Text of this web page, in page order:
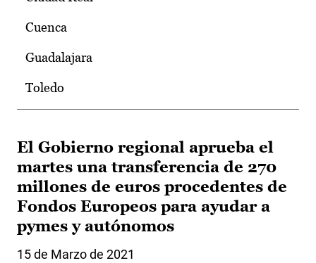
Cuenca
Guadalajara
Toledo
El Gobierno regional aprueba el
martes una transferencia de 270
millones de euros procedentes de
Fondos Europeos para ayudar a
pymes y autónomos
15 de Marzo de 2021